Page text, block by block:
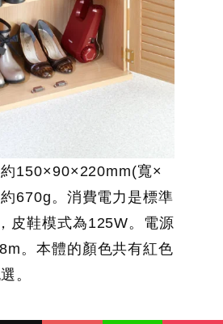
150×90×220mm(寬×
670g。消費電力是標準
皮鞋模式為125W。電源
。本體的顏色共有紅色
。